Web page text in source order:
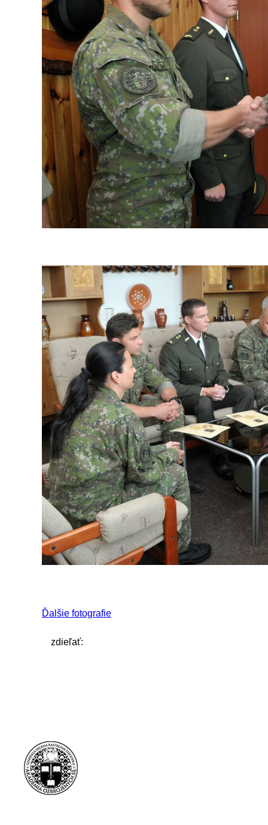
Ďalšie fotografie
zdieľať: